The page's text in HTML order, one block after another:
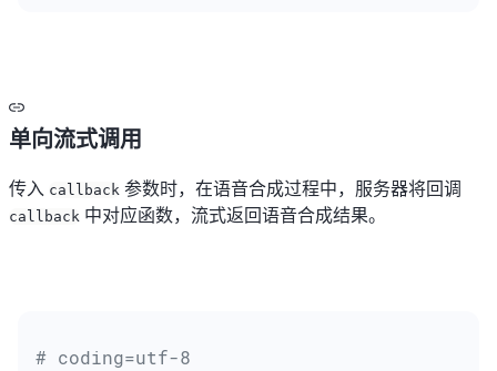
单向流式调用
传入 callback 参数时，在语音合成过程中，服务器将回调
callback 中对应函数，流式返回语音合成结果。
# coding=utf-8